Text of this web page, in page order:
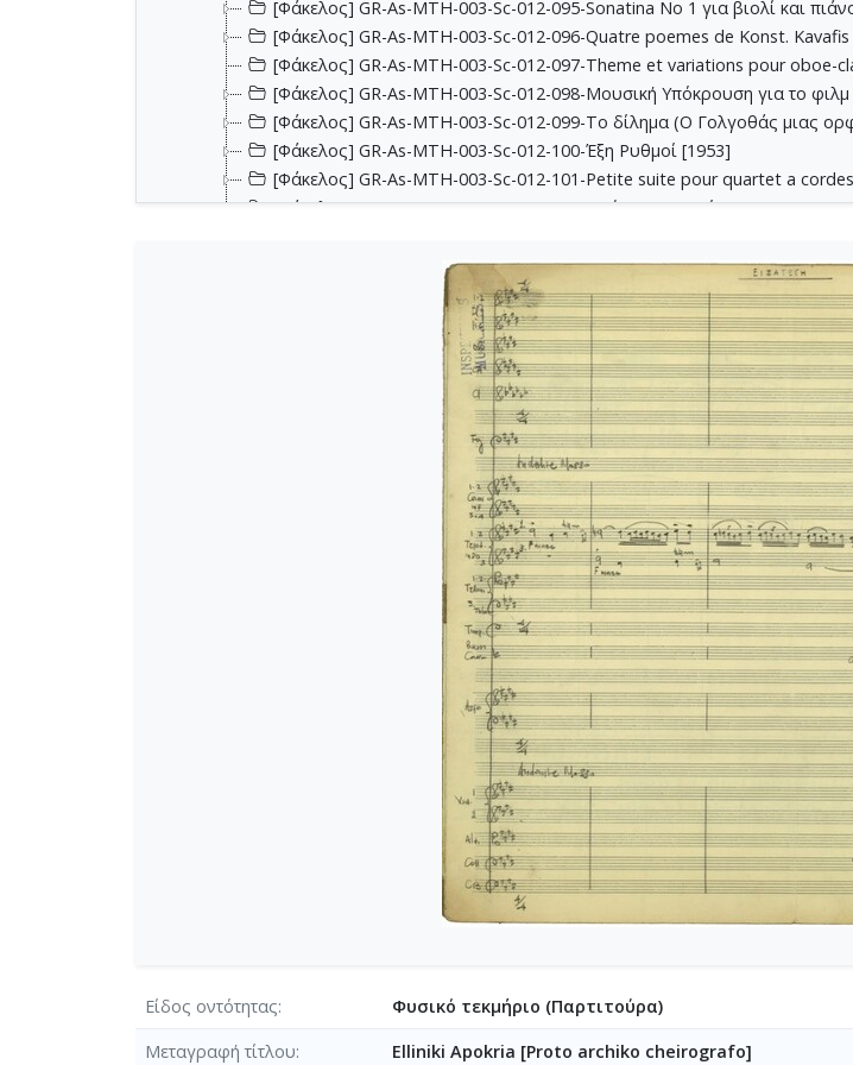
[Φάκελος] GR-As-MTH-003-Sc-012-095-Sonatina No 1 για βιολί και
[Φάκελος] GR-As-MTH-003-Sc-012-096-Quatre poemes de Konst.
[Φάκελος] GR-As-MTH-003-Sc-012-097-Theme et variations pour oboe-
[Φάκελος] GR-As-MTH-003-Sc-012-098-Μoυσική Υπόκρουση για το
[Φάκελος] GR-As-MTH-003-Sc-012-099-Το δίλημα (Ο Γολγοθάς μιας
[Φάκελος] GR-As-MTH-003-Sc-012-100-Έξη Ρυθμοί [1953]
[Φάκελος] GR-As-MTH-003-Sc-012-101-Petite suite pour quartet a
[Φάκελος] GR-As-MTH-003-Sc-013-102-Πρώτη Συμφωνία [1948-1954]
[Φάκελος] GR-As-MTH-003-Sc-013-104-Το γιοφύρι της Άρτας [1954-08-
[Φάκελος] GR-As-MTH-003-Sc-013-105-Λάμπρος και Μαρία [1954]
[Φάκελος] GR-As-MTH-003-Sc-013-106-Έρως και Θάνατος, Τέσσερα
[Φάκελος] GR-As-MTH-003-Sc-013-107-Θεοφανώ [1955-05-01]
[Φάκελος] GR-As-MTH-003-Sc-014-108-Μικρή σουίτα για πιάνο [1955-
[Φάκελος] GR-As-MTH-003-Sc-014-109-Ένα δάκρυ της θάλασσας [1955]
[Φάκελος] GR-As-MTH-003-Sc-014-110-Το τραγούδι του Νάλα από τη
[Φάκελος] GR-As-MTH-003-Sc-014-111-Passacailles για δύο πιάνα
[Φάκελος] GR-As-MTH-003-Sc-014-112-Suite No 1 pour orchestre et
[Φάκελος] GR-As-MTH-003-Sc-015-113-Sonatina pour piano [1955]
[Φάκελος] GR-As-MTH-003-Sc-015-114-Η Μάννα, Πάνω σε ποίημα του
[Φάκελος] GR-As-MTH-003-Sc-016-115-Suite No 2 [1956]
[Φάκελος] GR-As-MTH-003-Sc-016-116-Quartet - Κουαρτέτο εγχόρδων
[Φάκελος] GR-As-MTH-003-Sc-016-117-Ill met by moonlight [1957-01-25]
[Φάκελος] GR-As-MTH-003-Sc-016-118-Ο Κύκλος [1957-02-09]
[Φάκελος] GR-As-MTH-003-Sc-017-119-Oι Πέντε Ναύτες [1957-06-18]
[Φάκελος] GR-As-MTH-003-Sc-017-120-Honeymoon [1957-10-15-1957-
[Φάκελος] GR-As-MTH-003-Sc-017-121-Έργο για ορχήστρα και πιάνο
[Φάκελος] GR-As-MTH-003-Sc-017-122-Le tireur des toits [1957]
[Φάκελος] GR-As-MTH-003-Sc-017-123-Σπουδές για τετράχορδα [1957]
[Φάκελος] GR-As-MTH-003-Sc-018-124-Concerto pour piano et
[Φάκελος] GR-As-MTH-003-Sc-018-125-Les Quatre Eluard, Jours de pluie
[Φάκελος] GR-As-MTH-003-Sc-018-126-Les Six Eluard, Medieuses [1958-
[Φάκελος] GR-As-MTH-003-Sc-018-127-Ερωφίλη [1958-07-29]
[Φάκελος] GR-As-MTH-003-Sc-019-130-Oedipus Tyrannos, Ode pour
Είδος οντότητας
Φυσικό τεκμήριο (Παρτιτούρα)
Μεταγραφή τίτλου
Elliniki Apokria [Proto archiko cheirografo]